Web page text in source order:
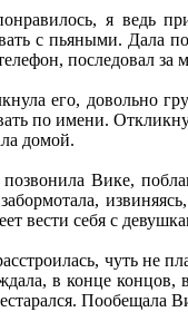
я ведь
с пьяными. Дала
последовал
его, довольно
по имени.
домой.
Вике,
вести себя с
чуть не
в конце концов,
Пообещала